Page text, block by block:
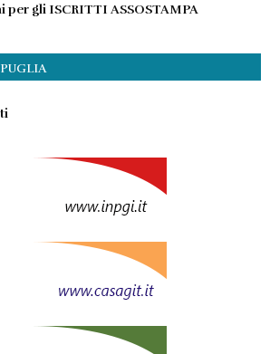
gli ISCRITTI ASSOSTAMPA